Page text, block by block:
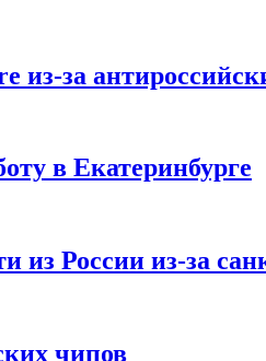
из-за
в Екатеринбурге
из России из-за
чипов